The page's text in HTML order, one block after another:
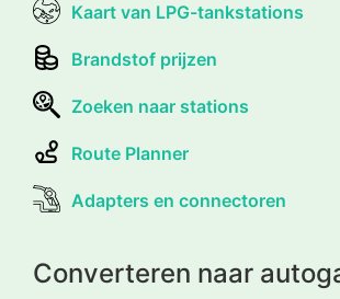
Kaart van LPG-tankstations
Brandstof prijzen
Zoeken naar stations
Route Planner
Adapters en connectoren
Converteren naar